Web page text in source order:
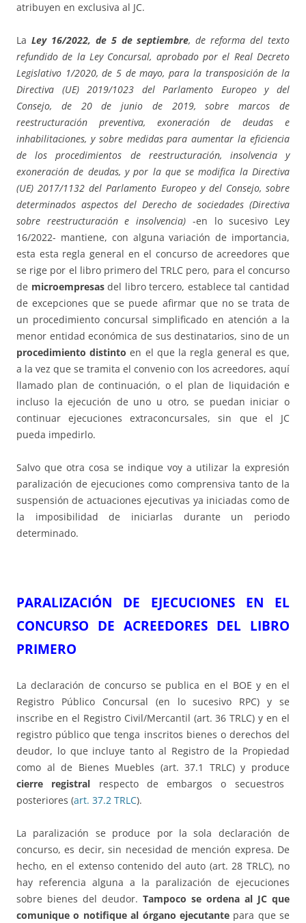
atribuyen en exclusiva al JC.
La Ley 16/2022, de 5 de septiembre, de reforma del texto
refundido de la Ley Concursal, aprobado por el Real Decreto
Legislativo 1/2020, de 5 de mayo, para la transposición de la
Directiva (UE) 2019/1023 del Parlamento Europeo y del
Consejo, de 20 de junio de 2019, sobre marcos de
reestructuración preventiva, exoneración de deudas e
inhabilitaciones, y sobre medidas para aumentar la eficiencia
de los procedimientos de reestructuración, insolvencia y
exoneración de deudas, y por la que se modifica la Directiva
(UE) 2017/1132 del Parlamento Europeo y del Consejo, sobre
determinados aspectos del Derecho de sociedades (Directiva
sobre reestructuración e insolvencia) -en lo sucesivo Ley
16/2022- mantiene, con alguna variación de importancia,
esta esta regla general en el concurso de acreedores que
se rige por el libro primero del TRLC pero, para el concurso
de microempresasdel libro tercero, establece tal cantidad
de excepciones que se puede afirmar que no se trata de
un procedimiento concursal simplificado en atención a la
menor entidad económica de sus destinatarios, sino de un
procedimiento distinto en el que la regla general es que,
a la vez que se tramita el convenio con los acreedores, aquí
llamado plan de continuación, o el plan de liquidación e
incluso la ejecución de uno u otro, se puedan iniciar o
continuar ejecuciones extraconcursales, sin que el JC
pueda impedirlo.
Salvo que otra cosa se indique voy a utilizar la expresión
paralización de ejecuciones como comprensiva tanto de la
suspensión de actuaciones ejecutivas ya iniciadas como de
la imposibilidad de iniciarlas durante un periodo
determinado.
PARALIZACIÓN DE EJECUCIONES EN EL
CONCURSO DE ACREEDORES DEL LIBRO
PRIMERO
La declaración de concurso se publica en el BOE y en el
Registro Público Concursal (en lo sucesivo RPC) y se
inscribe en el Registro Civil/Mercantil (art. 36 TRLC) y en el
registro público que tenga inscritos bienes o derechos del
deudor, lo que incluye tanto al Registro de la Propiedad
como al de Bienes Muebles (art. 37.1 TRLC) y produce
cierre registral respecto de embargos o secuestros
posteriores (art. 37.2 TRLC).
La paralización se produce por la sola declaración de
concurso, es decir, sin necesidad de mención expresa. De
hecho, en el extenso contenido del auto (art. 28 TRLC), no
hay referencia alguna a la paralización de ejecuciones
sobre bienes del deudor. Tampoco se ordena al JC que
comunique o notifique al órgano ejecutantepara que se